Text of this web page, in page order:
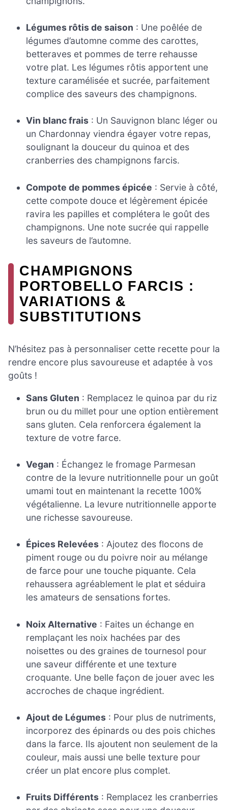
Légumes rôtis de saison : Une poêlée de
légumes d’automne comme des carottes,
betteraves et pommes de terre rehausse
votre plat. Les légumes rôtis apportent une
texture caramélisée et sucrée, parfaitement
complice des saveurs des champignons.
Vin blanc frais : Un Sauvignon blanc léger ou
un Chardonnay viendra égayer votre repas,
soulignant la douceur du quinoa et des
cranberries des champignons farcis.
Compote de pommes épicée : Servie à côté,
cette compote douce et légèrement épicée
ravira les papilles et complétera le goût des
champignons. Une note sucrée qui rappelle
les saveurs de l’automne.
CHAMPIGNONS
PORTOBELLO FARCIS :
VARIATIONS &
SUBSTITUTIONS
N’hésitez pas à personnaliser cette recette pour la
rendre encore plus savoureuse et adaptée à vos
goûts !
Sans Gluten : Remplacez le quinoa par du riz
brun ou du millet pour une option entièrement
sans gluten. Cela renforcera également la
texture de votre farce.
Vegan : Échangez le fromage Parmesan
contre de la levure nutritionnelle pour un goût
umami tout en maintenant la recette 100%
végétalienne. La levure nutritionnelle apporte
une richesse savoureuse.
Épices Relevées : Ajoutez des flocons de
piment rouge ou du poivre noir au mélange
de farce pour une touche piquante. Cela
rehaussera agréablement le plat et séduira
les amateurs de sensations fortes.
Noix Alternative : Faites un échange en
remplaçant les noix hachées par des
noisettes ou des graines de tournesol pour
une saveur différente et une texture
croquante. Une belle façon de jouer avec les
accroches de chaque ingrédient.
Ajout de Légumes : Pour plus de nutriments,
incorporez des épinards ou des pois chiches
dans la farce. Ils ajoutent non seulement de la
couleur, mais aussi une belle texture pour
créer un plat encore plus complet.
Fruits Différents : Remplacez les cranberries